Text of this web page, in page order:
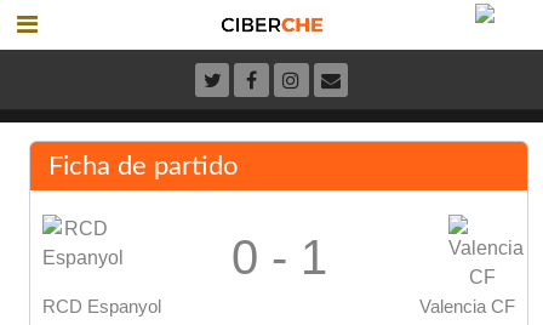
Ficha de partido
RCD Espanyol
0 - 1
Valencia CF